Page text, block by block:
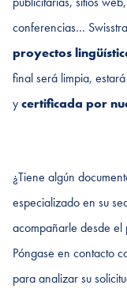
conferencias…
proyectos
final será limpia,
ycertificada por
¿Tiene algún
especializado en su
acompañarle desde el
Póngase en contacto
para analizar su